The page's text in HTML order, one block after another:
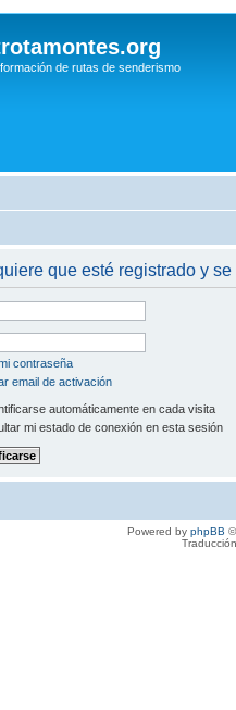
de rutas de senderismo
que esté registrado y
contraseña
email de activación
automáticamente en cada visita
mi estado de conexión en esta sesión
Powered by phpBB